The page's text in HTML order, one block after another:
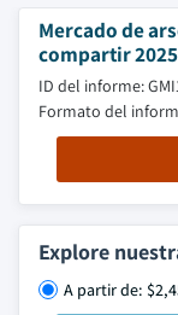
Mercado de
compartir
ID del informe:
Formato del
Explore
A partir de: